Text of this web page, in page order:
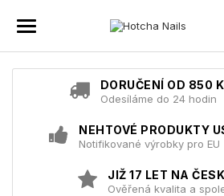
DORUČENÍ OD 850
Odesíláme do 24 hodin
NEHTOVÉ PRODUKTY
Notifikované výrobky pro EU
JIŽ 17 LET NA
Ověřená kvalita a